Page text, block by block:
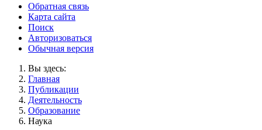
Обратная связь
Карта сайта
Поиск
Авторизоваться
Обычная версия
Вы здесь:
Главная
Публикации
Деятельность
Образование
Наука